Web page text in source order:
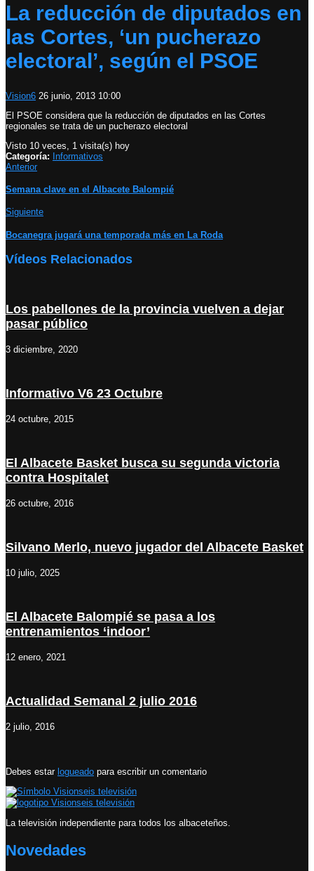
La reducción de diputados en
las Cortes, ‘un pucherazo
electoral’, según el PSOE
Vision6 26 junio, 2013 10:00
El PSOE considera que la reducción de diputados en las Cortes
regionales se trata de un pucherazo electoral
Visto 10 veces, 1 visita(s) hoy
Categoría: Informativos
Anterior
Semana clave en el Albacete Balompié
Siguiente
Bocanegra jugará una temporada más en La Roda
Vídeos Relacionados
Los pabellones de la provincia vuelven a dejar
pasar público
3 diciembre, 2020
Informativo V6 23 Octubre
24 octubre, 2015
El Albacete Basket busca su segunda victoria
contra Hospitalet
26 octubre, 2016
Silvano Merlo, nuevo jugador del Albacete Basket
10 julio, 2025
El Albacete Balompié se pasa a los
entrenamientos ‘indoor’
12 enero, 2021
Actualidad Semanal 2 julio 2016
2 julio, 2016
Debes estar logueado para escribir un comentario
La televisión independiente para todos los albaceteños.
Novedades